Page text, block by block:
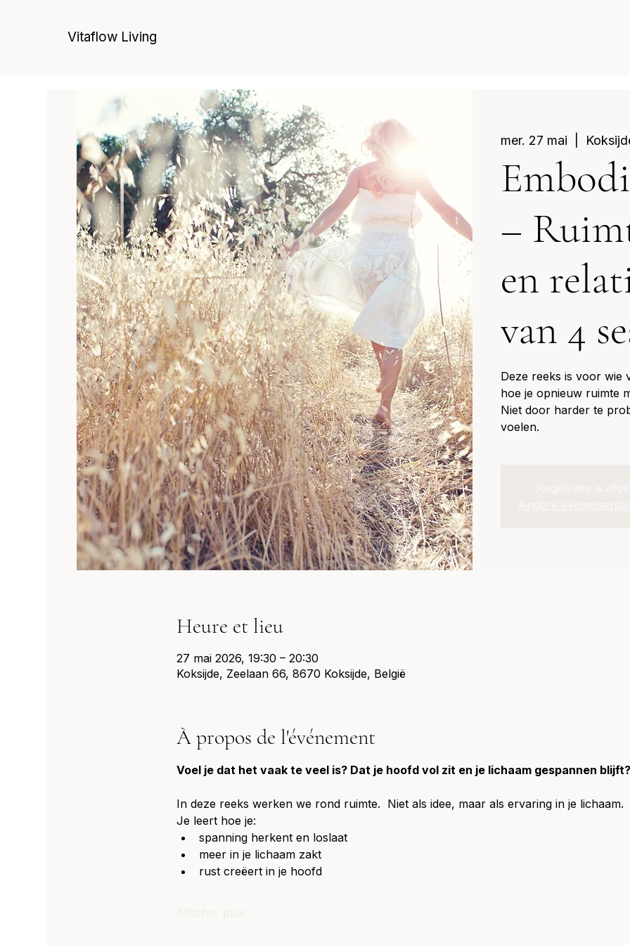
Vitaflow Living
mer. 27 mai
–
en
van 4
Deze reeks is voor wie
hoe je opnieuw ruimte
Niet door harder te
voelen.
Heure et lieu
27 mai 2026, 19:30 – 20:30
Koksijde, Zeelaan 66, 8670 Koksijde, België
À propos de l'événement
Voel je dat het vaak te veel is? Dat je hoofd vol zit en je lichaam gespannen blijft?
In deze reeks werken we rond ruimte.  Niet als idee, maar als ervaring in je lichaam.
Je leert hoe je:
spanning herkent en loslaat
meer in je lichaam zakt
rust creëert in je hoofd